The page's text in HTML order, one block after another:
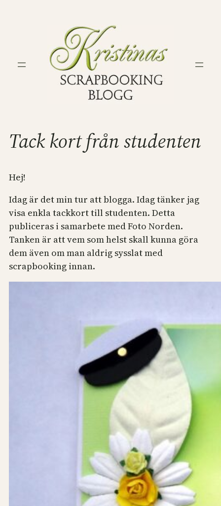
Tack kort från studenten
Hej!
Idag är det min tur att blogga. Idag tänker jag
visa enkla tackkort till studenten. Detta
publiceras i samarbete med Foto Norden.
Tanken är att vem som helst skall kunna göra
dem även om man aldrig sysslat med
scrapbooking innan.